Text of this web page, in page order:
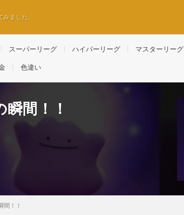
ました。
スーパーリーグ ハイパーリーグ マスターリーグ
色違い
間！！
間！！